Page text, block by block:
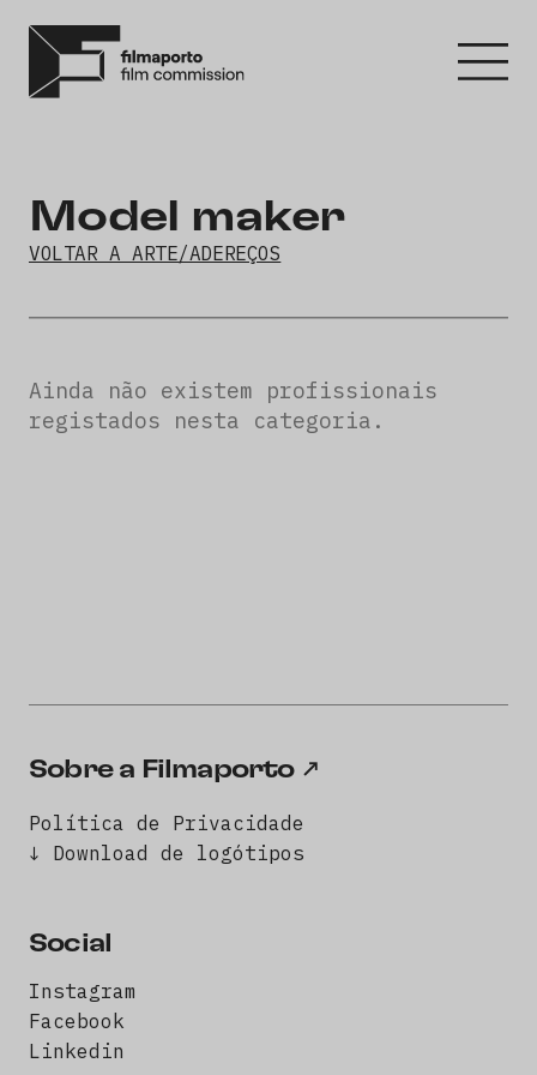
Model maker
VOLTAR A ARTE/ADEREÇOS
Ainda não existem profissionais
registados nesta categoria.
Sobre a Filmaporto
Política de Privacidade
↓ Download de logótipos
Social
Instagram
Facebook
Linkedin